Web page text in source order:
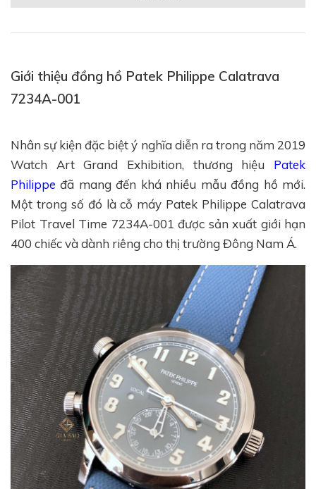
Giới thiệu đồng hồ Patek Philippe Calatrava
7234A-001
Nhân sự kiện đặc biệt ý nghĩa diễn ra trong năm 2019
Watch Art Grand Exhibition, thương hiệu Patek
Philippe đã mang đến khá nhiều mẫu đồng hồ mới.
Một trong số đó là cỗ máy Patek Philippe Calatrava
Pilot Travel Time 7234A-001 được sản xuất giới hạn
400 chiếc và dành riêng cho thị trường Đông Nam Á.